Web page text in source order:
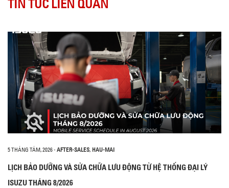
TIN TỨC LIÊN QUAN
5 THÁNG TÁM, 2026- AFTER-SALES, HAU-MAI
LỊCH BẢO DƯỠNG VÀ SỬA CHỮA LƯU ĐỘNG TỪ HỆ THỐNG ĐẠI LÝ
ISUZU THÁNG 8/2026